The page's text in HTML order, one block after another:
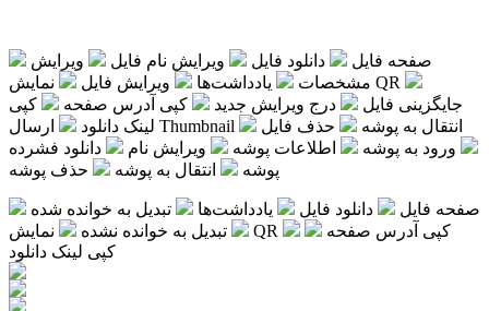
صفحه فایل دانلود فایل ویرایش نام فایل
ویرایش
مشخصات
یادداشت‌ها ویرایش فایل
نمایش QR
جایگزینی فایل
درج ویرایش جدید کپی آدرس صفحه
کپی
لینک دانلود ارسال Thumbnail انتقال به پوشه
حذف فایل
ورود به پوشه
اطلاعات پوشه ویرایش نام
دانلود فشرده
پوشه
انتقال به پوشه حذف پوشه
صفحه فایل دانلود فایل یادداشت‌ها
تبدیل به خوانده شده
تبدیل به خوانده نشده
نمایش QR
کپی آدرس صفحه
کپی لینک دانلود